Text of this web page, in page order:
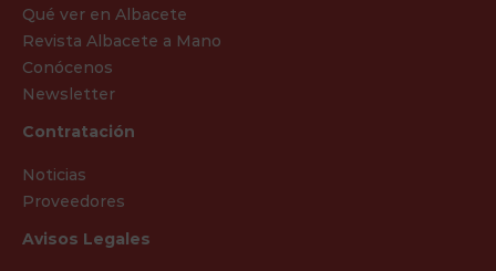
Qué ver en Albacete
Revista Albacete a Mano
Conócenos
Newsletter
Contratación
Noticias
Proveedores
Avisos Legales